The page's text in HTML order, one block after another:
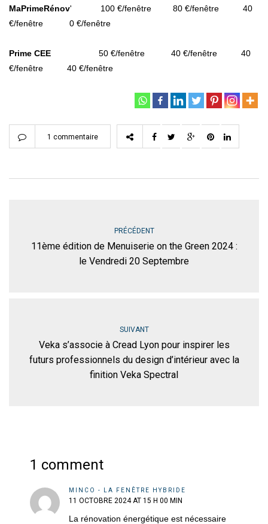
MaPrimeRénov' 100 €/fenêtre 80 €/fenêtre 40
€/fenêtre 0 €/fenêtre
Prime CEE
50 €/fenêtre 40 €/fenêtre 40
€/fenêtre 40 €/fenêtre
1 commentaire
PRÉCÉDENT
11ème édition de Menuiserie on the Green 2024 :
le Vendredi 20 Septembre
SUIVANT
Veka s’associe à Cread Lyon pour inspirer les
futurs professionnels du design d’intérieur avec la
finition Veka Spectral
1 comment
MINCO - LA FENÊTRE HYBRIDE
11 OCTOBRE 2024 AT 15 H 00 MIN
La rénovation énergétique est nécessaire